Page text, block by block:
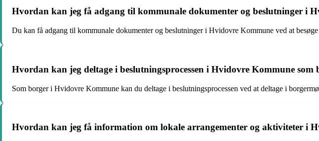
Hvordan kan jeg få adgang til kommunale dokumenter og beslutninger i
Du kan få adgang til kommunale dokumenter og beslutninger i Hvidovre Kommune ved at
Hvordan kan jeg deltage i beslutningsprocessen i Hvidovre Kommune som
Som borger i Hvidovre Kommune kan du deltage i beslutningsprocessen ved at deltage i
Hvordan kan jeg få information om lokale arrangementer og aktiviteter i